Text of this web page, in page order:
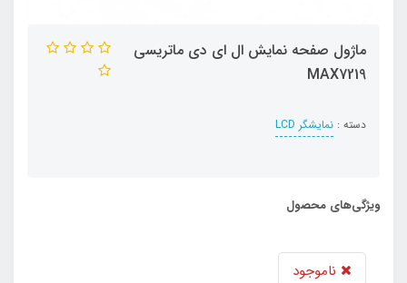
ماژول صفحه نمایش ال ای دی ماتریسی
MAX7219
دسته : نمایشگر LCD
ویژگی‌های محصول
ناموجود